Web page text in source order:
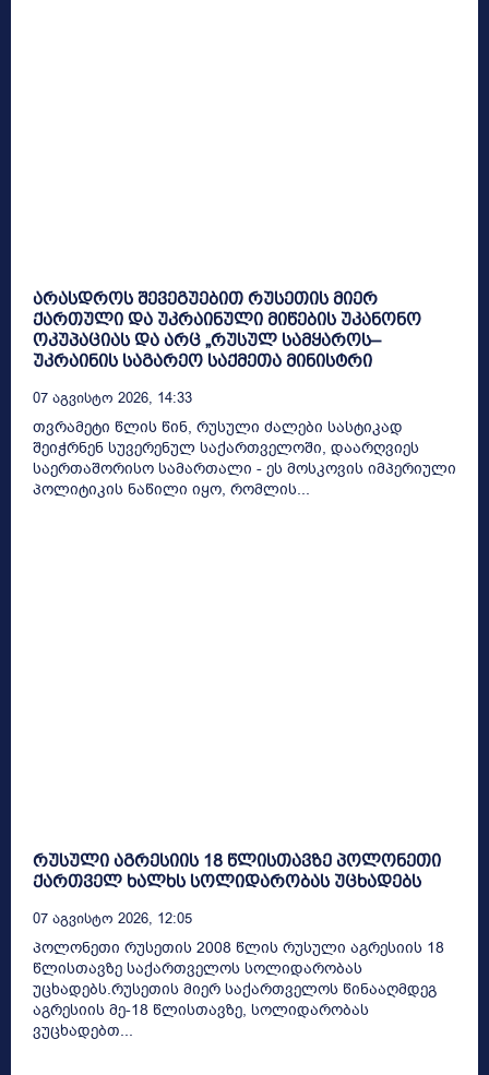
არასდროს შევეგუებით რუსეთის მიერ
ქართული და უკრაინული მიწების უკანონო
ოკუპაციას და არც „რუსულ სამყაროს–
უკრაინის საგარეო საქმეთა მინისტრი
07 Აგვისტო 2026, 14:33
თვრამეტი წლის წინ, რუსული ძალები სასტიკად
შეიჭრნენ სუვერენულ საქართველოში, დაარღვიეს
საერთაშორისო სამართალი - ეს მოსკოვის იმპერიული
პოლიტიკის ნაწილი იყო, რომლის...
რუსული აგრესიის 18 წლისთავზე პოლონეთი
ქართველ ხალხს სოლიდარობას უცხადებს
07 Აგვისტო 2026, 12:05
პოლონეთი რუსეთის 2008 წლის რუსული აგრესიის 18
წლისთავზე საქართველოს სოლიდარობას
უცხადებს.რუსეთის მიერ საქართველოს წინააღმდეგ
აგრესიის მე-18 წლისთავზე, სოლიდარობას
ვუცხადებთ...